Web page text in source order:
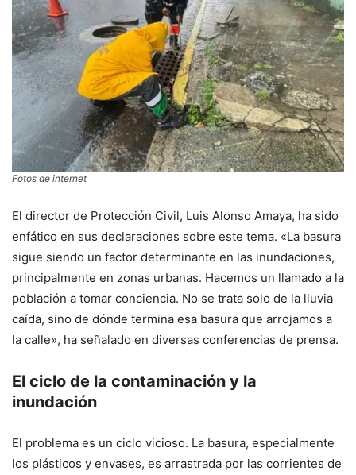
Fotos de internet
El director de Protección Civil, Luis Alonso Amaya, ha sido
enfático en sus declaraciones sobre este tema. «La basura
sigue siendo un factor determinante en las inundaciones,
principalmente en zonas urbanas. Hacemos un llamado a la
población a tomar conciencia. No se trata solo de la lluvia
caída, sino de dónde termina esa basura que arrojamos a
la calle», ha señalado en diversas conferencias de prensa.
El ciclo de la contaminación y la
inundación
El problema es un ciclo vicioso. La basura, especialmente
los plásticos y envases, es arrastrada por las corrientes de